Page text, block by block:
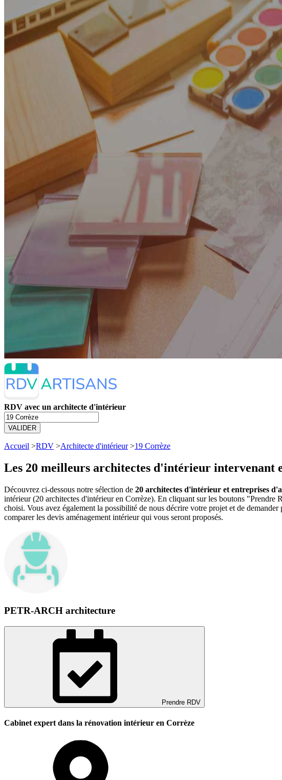
RDV avec un architecte d'intérieur
VALIDER
Accueil >RDV >Architecte d'intérieur>19 Corrèze
Les 20 meilleurs architectes d'intérieur intervenant
Découvrez ci-dessous notre sélection de 20 architectes d'intérieur et entreprises
intérieur (20 architectes d'intérieur en Corrèze). En cliquant sur les boutons
choisi. Vous avez également la possibilité de nous décrire votre projet et de
comparer les devis aménagement intérieur qui vous seront proposés.
PETR-ARCH architecture
Prendre RDV
Cabinet expert dans la rénovation intérieur en Corrèze